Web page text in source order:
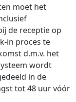
moet het
de receptie op
in proces te
d.m.v. het
wordt
in de
tot 48 uur vóór